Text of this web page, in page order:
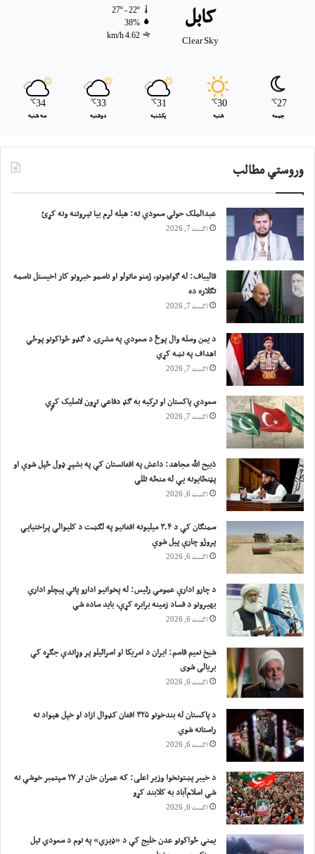
کابل
Clear Sky
27º - 22º
38%
4.62 km/h
27
℃
جمعه
30
℃
شنبه
31
℃
یکشنبه
33
℃
دوشنبه
34
℃
سه شنبه
وروستي مطالب
عبدالملک حوثي سعودي ته: هیله لرم بیا تېروتنه ونه کړئ
اگست 7, 2026
قالیباف: له ګواښونو، ژمنو ماتولو او ناسمو خبرونو کار اخیستل ناسمه
تګلاره ده
اگست 7, 2026
د یمن وسله وال پوځ د سعودي په مشرۍ د ګډو ځواکونو پوځي
اهداف په نښه کړي
اگست 7, 2026
سعودي پاکستان او ترکیه به ګډ دفاعي تړون لاسلیک کړٍي
اگست 7, 2026
ذبیح الله مجاهد: داعش په افغانستان کې په بشپړ ډول ځپل شوې او
پټنځایونه یې له منځه تللي
اگست 6, 2026
سمنګان کې د ۳.۴ میلیونه افغانیو په لګښت د کلیوالي پراختیايي
پروژو چارې پیل شوې
اگست 6, 2026
د چارو ادارې عمومي رئیس: له پخوانیو ادارو پاتې پيچلو اداري
بهیرونو د فساد زمینه برابره کړې، باید ساده شي
اگست 6, 2026
شیخ نعیم قاسم: ایران د امریکا او اسرائیلو پر وړاندې جګړه کې
بریالی شوی
اگست 6, 2026
د پاکستان له بندخونو ۳۲۵ افغان کډوال ازاد او خپل هېواد ته
راستانه شوي
اگست 6, 2026
د خیبر پښتونخوا وزیر اعلی: که عمران خان تر ۲۷ سپتمبر خوشې نه
شي اسلام‌آباد به کلابند کړو
اگست 6, 2026
یمني ځواکونو عدن خلیج کې د «ډېزي» په نوم د سعودي تېل